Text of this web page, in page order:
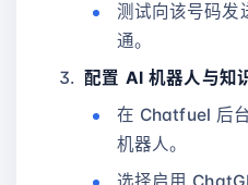
测试向该号码发
通。
配置 AI 机器人与知
在 Chatfuel 后
机器人。
选择启用